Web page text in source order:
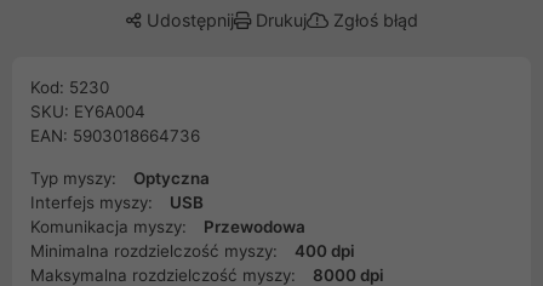
Udostępnij Drukuj Zgłoś błąd
Kod: 5230
SKU: EY6A004
EAN: 5903018664736
Typ myszy:
Optyczna
Interfejs myszy:
USB
Komunikacja myszy:
Przewodowa
Minimalna rozdzielczość myszy:
400 dpi
Maksymalna rozdzielczość myszy:
8000 dpi